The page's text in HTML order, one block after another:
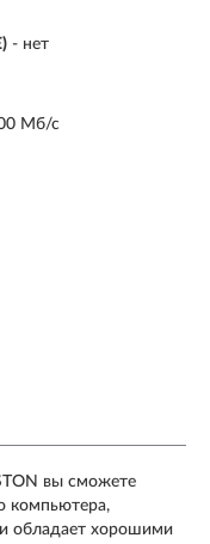
- нет
Мб/с
вы сможете
компьютера,
обладает хорошими